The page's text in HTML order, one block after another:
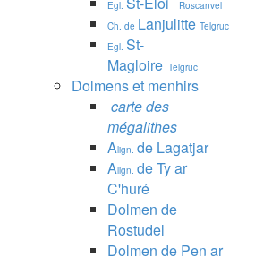
Egl.
Roscanvel
Ch. de Lanjulitte Telgruc
Egl. St-
Magloire Telgruc
Dolmens et menhirs
carte des
mégalithes
Align. de Lagatjar
Align. de Ty ar
C'huré
Dolmen de
Rostudel
Dolmen de Pen ar